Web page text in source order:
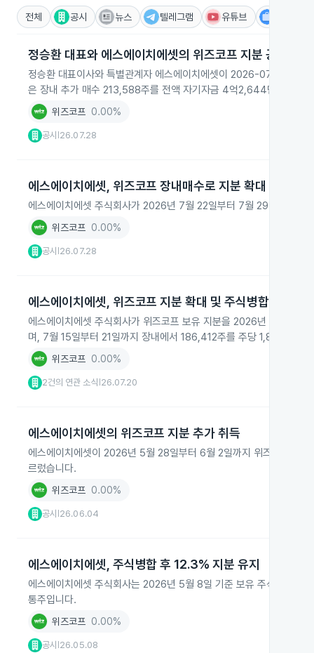
전체 공시 뉴스 텔레그램 유튜브
정승환 대표와 에스에이치에셋의 위즈코프 지분 공동보유
정승환 대표이사와 특별관계자 에스에이치에셋이 2026-07-28 위
은 장내 추가 매수 213,588주를 전액 자기자금 4억2,644만6,410원
위즈코프 0.00%
공시 26.07.28
에스에이치에셋, 위즈코프 장내매수로 지분 확대
에스에이치에셋 주식회사가 2026년 7월 22일부터 7월 29일까지 장
위즈코프 0.00%
공시 26.07.28
에스에이치에셋, 위즈코프 지분 확대 및 주식병합 보고
에스에이치에셋 주식회사가 위즈코프 보유 지분을 2026년 6월 4
며, 7월 15일부터 21일까지 장내에서 186,412주를 주당 1,845원
위즈코프 0.00%
2건의 연관 소식 26.07.20
에스에이치에셋의 위즈코프 지분 추가 취득
에스에이치에셋이 2026년 5월 28일부터 6월 2일까지 위즈코프 주
르렀습니다.
위즈코프 0.00%
공시 26.06.04
에스에이치에셋, 주식병합 후 12.3% 지분 유지
에스에이치에셋 주식회사는 2026년 5월 8일 기준 보유 주식 수가 5
통주입니다.
위즈코프 0.00%
공시 26.05.08